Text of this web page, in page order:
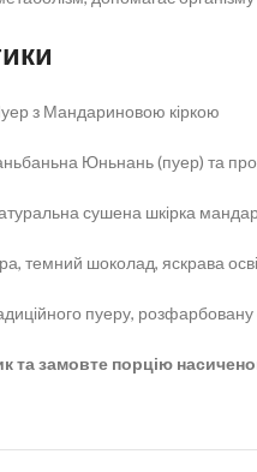
з Мандариновою кіркою
Юньнань (пуер) та
сушена шкірка
темний шоколад, яскрава
пуеру,
замовте порцію